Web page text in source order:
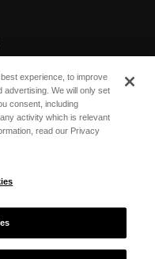
experience, to improve
advertising. We will only set
consent, including
activity which is relevant
read our Privacy